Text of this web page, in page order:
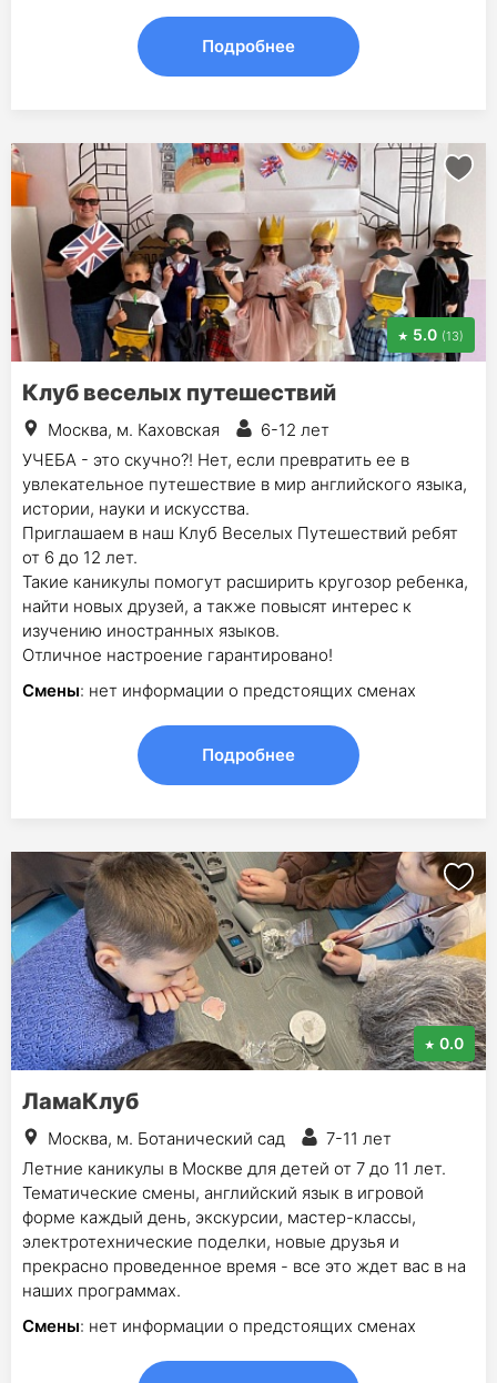
Подробнее
5.0 (13)
Клуб веселых путешествий
Москва, м. Каховская
6-12 лет
УЧЕБА - это скучно?! Нет, если превратить ее в
увлекательное путешествие в мир английского языка,
истории, науки и искусства.
Приглашаем в наш Клуб Веселых Путешествий ребят
от 6 до 12 лет.
Такие каникулы помогут расширить кругозор ребенка,
найти новых друзей, а также повысят интерес к
изучению иностранных языков.
Отличное настроение гарантировано!
Смены: нет информации о предстоящих сменах
Подробнее
0.0
ЛамаКлуб
Москва, м. Ботанический сад
7-11 лет
Летние каникулы в Москве для детей от 7 до 11 лет.
Тематические смены, английский язык в игровой
форме каждый день, экскурсии, мастер-классы,
электротехнические поделки, новые друзья и
прекрасно проведенное время - все это ждет вас в на
наших программах.
Смены: нет информации о предстоящих сменах